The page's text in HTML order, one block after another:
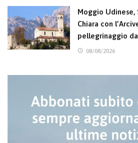
Moggio Udinese,
Chiara con
pellegrinaggio
08/08/2026